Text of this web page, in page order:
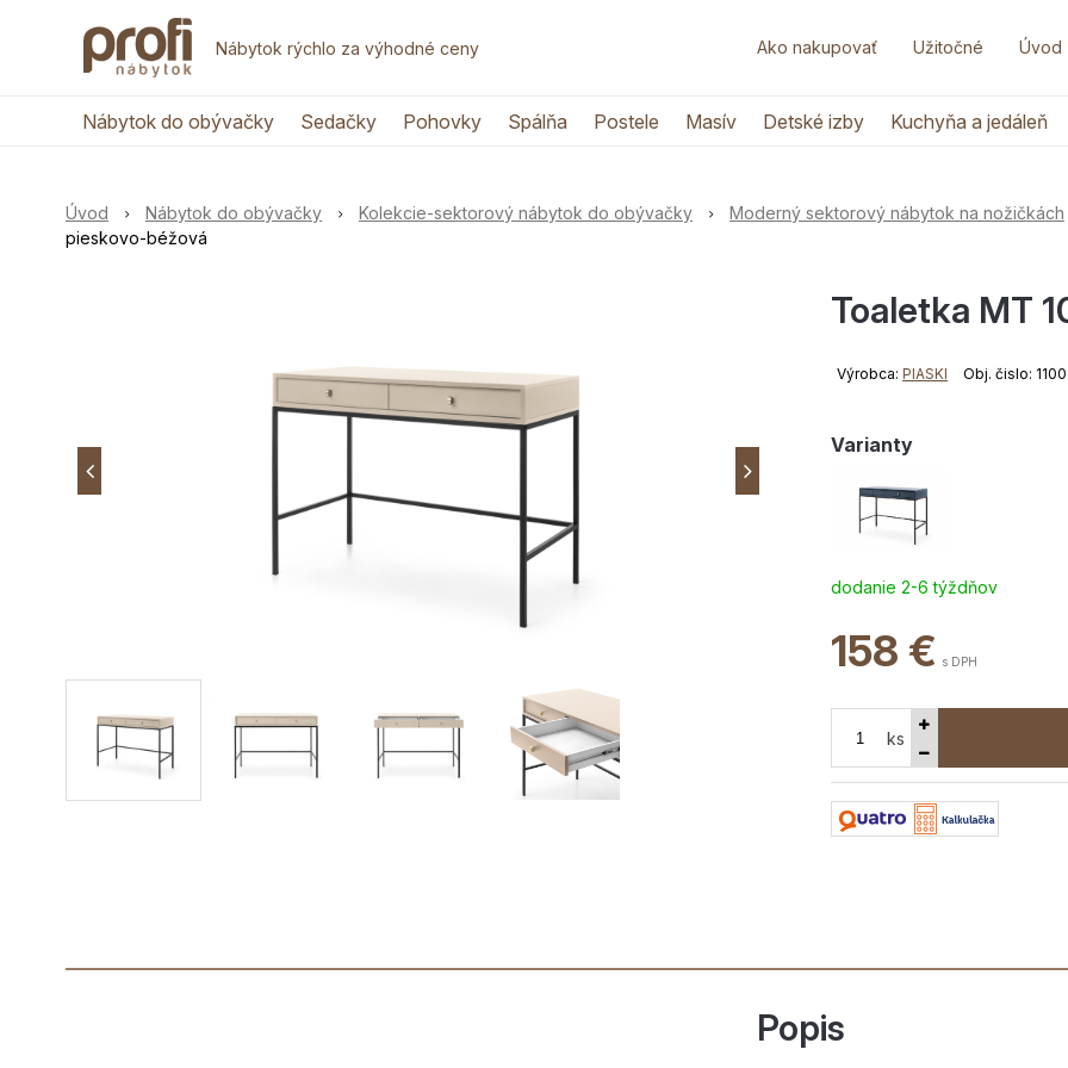
Nábytok rýchlo za výhodné ceny Ako nakupovať Užitočné Úvod
Nábytok do obývačky Sedačky Pohovky Spálňa Postele Masív Detské izby Kuchyňa a jedáleň
Úvod Nábytok do obývačky Kolekcie-sektorový nábytok do obývačky Moderný sektorový nábytok na nožičkách
pieskovo-béžová
Toaletka MT
Výrobca: PIASKI Obj. čislo:
Varianty
dodanie 2-6 týždňov
158 € s DPH
ks
Popis